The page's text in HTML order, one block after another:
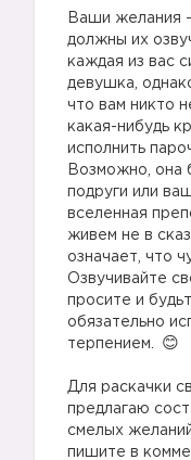
Ваши желания
должны их
каждая из вас
девушка,
что вам никто
какая-нибудь
исполнить
Возможно, она
подруги или
вселенная
живем не в
означает, что
Озвучивайте
просите и
обязательно
терпением.
Для раскачки
предлагаю
смелых
пишите в